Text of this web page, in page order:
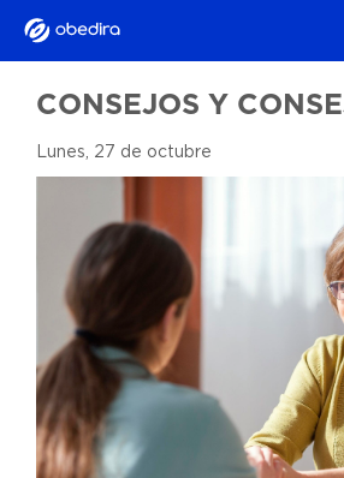
CONSEJOS Y
Lunes, 27 de octubre